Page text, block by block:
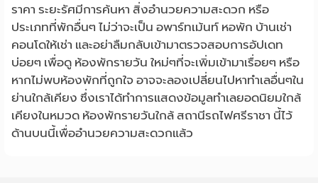
ราคา ระยะรัศมีการค้นหา สิ่งอำนวยความสะดวก หรือ
ประเภทที่พักอื่นๆ ไม่ว่าจะเป็น อพาร์ทเม้นท์ หอพัก บ้านเช่า
คอนโดให้เช่า และอย่าลืมกลับเข้ามาตรวจสอบการอัปเดท
บ่อยๆ เพื่อดู ห้องพักรายวัน ใหม่ๆที่จะเพิ่มเข้ามาเรื่อยๆ หรือ
หากไม่พบห้องพักที่ถูกใจ อาจจะลองเปลี่ยนไปหาทำเลอื่นๆใน
ย่านใกล้เคียง ซึ่งเราได้ทำการแสดงข้อมูลทำเลยอดนิยมใกล้
เคียงในหมวด ห้องพักรายวันใกล้ สถานีรถไฟศรีราชา นี้ไว้
ด้านบนนี้เพื่ออำนวยความสะดวกแล้ว